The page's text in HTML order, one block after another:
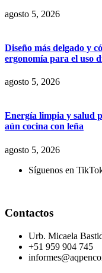
agosto 5, 2026
Diseño más delgado y
ergonomía para el uso
agosto 5, 2026
Energía limpia y salud
aún cocina con leña
agosto 5, 2026
Síguenos en
Contactos
Urb. Micaela
+51 959 904 745